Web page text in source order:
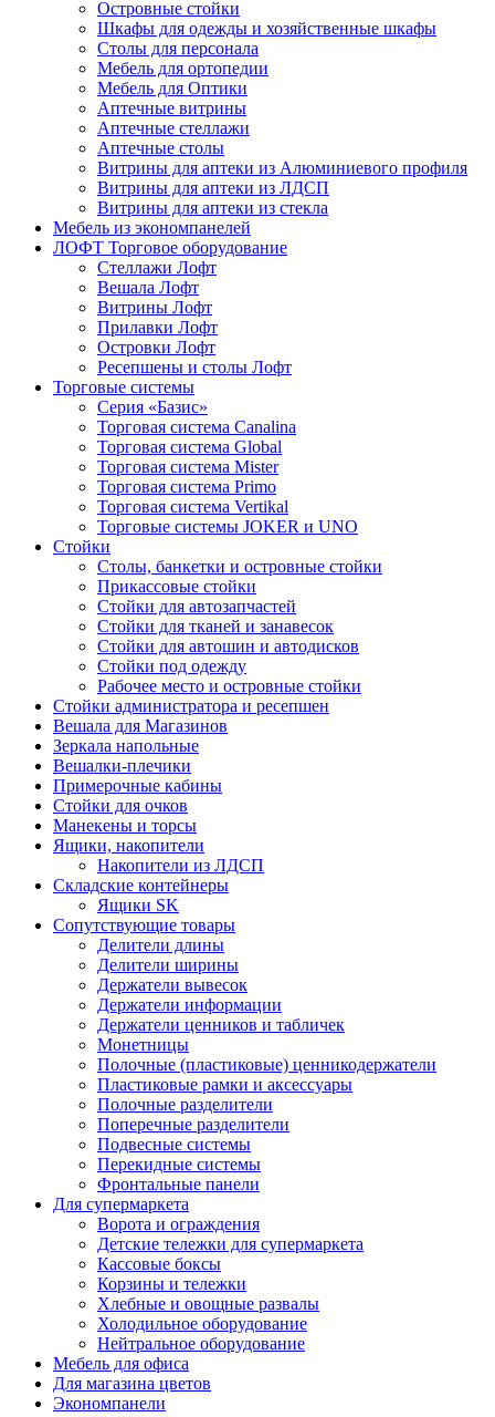
Островные стойки
Шкафы для одежды и хозяйственные шкафы
Столы для персонала
Мебель для ортопедии
Мебель для Оптики
Аптечные витрины
Аптечные стеллажи
Аптечные столы
Витрины для аптеки из Алюминиевого профиля
Витрины для аптеки из ЛДСП
Витрины для аптеки из стекла
Мебель из экономпанелей
ЛОФТ Торговое оборудование
Стеллажи Лофт
Вешала Лофт
Витрины Лофт
Прилавки Лофт
Островки Лофт
Ресепшены и столы Лофт
Торговые системы
Серия «Базис»
Торговая система Canalina
Торговая система Global
Торговая система Mister
Торговая система Primo
Торговая система Vertikal
Торговые системы JOKER и UNO
Стойки
Столы, банкетки и островные стойки
Прикассовые стойки
Стойки для автозапчастей
Стойки для тканей и занавесок
Стойки для автошин и автодисков
Стойки под одежду
Рабочее место и островные стойки
Стойки администратора и ресепшен
Вешала для Магазинов
Зеркала напольные
Вешалки-плечики
Примерочные кабины
Стойки для очков
Манекены и торсы
Ящики, накопители
Накопители из ЛДСП
Складские контейнеры
Ящики SK
Сопутствующие товары
Делители длины
Делители ширины
Держатели вывесок
Держатели информации
Держатели ценников и табличек
Монетницы
Полочные (пластиковые) ценникодержатели
Пластиковые рамки и аксессуары
Полочные разделители
Поперечные разделители
Подвесные системы
Перекидные системы
Фронтальные панели
Для супермаркета
Ворота и ограждения
Детские тележки для супермаркета
Кассовые боксы
Корзины и тележки
Хлебные и овощные развалы
Холодильное оборудование
Нейтральное оборудование
Мебель для офиса
Для магазина цветов
Экономпанели